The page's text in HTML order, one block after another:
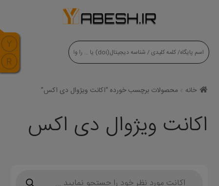
خانه محصولات برچسب خورده “اکانت ویژوال دی اکس”
اکانت ویژوال دی اکس
search
modal-check